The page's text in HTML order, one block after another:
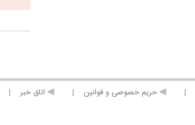
⫸ حریم خصوصی و قوانین ⫸ اتاق خبر